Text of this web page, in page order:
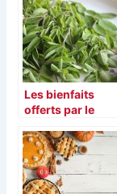
Les bienfaits
offerts par le